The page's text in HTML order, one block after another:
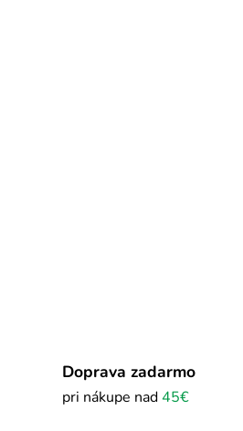
Doprava zadarmo
pri nákupe nad45€